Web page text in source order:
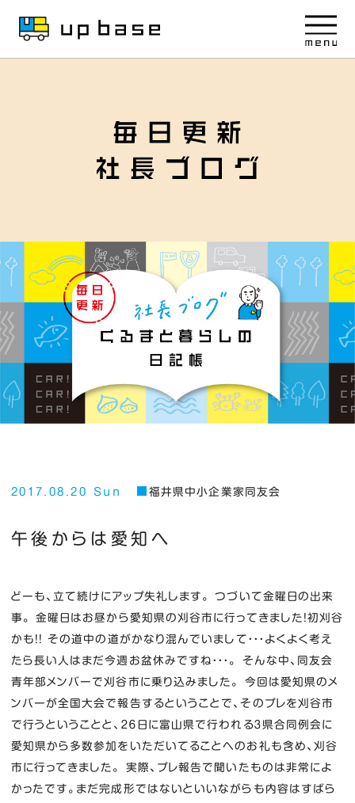
2017.08.20 Sun 福井県中小企業家同友会
午後からは愛知へ
どーも、立て続けにアップ失礼します。 つづいて金曜日の出来
事。 金曜日はお昼から愛知県の刈谷市に行ってきました！初刈谷
かも！！ その道中の道がかなり混んでいまして・・・よくよく考え
たら長い人はまだ今週お盆休みですね・・・。 そんな中、同友会
青年部メンバーで刈谷市に乗り込みました。 今回は愛知県のメ
ンバーが全国大会で報告するということで、そのプレを刈谷市
で行うということと、２６日に富山県で行われる３県合同例会に
愛知県から多数参加をいただいてることへのお礼も含め、刈谷
市に行ってきました。 実際、プレ報告で聞いたものは非常によ
かったです。まだ完成形ではないといいながらも内容はすばら